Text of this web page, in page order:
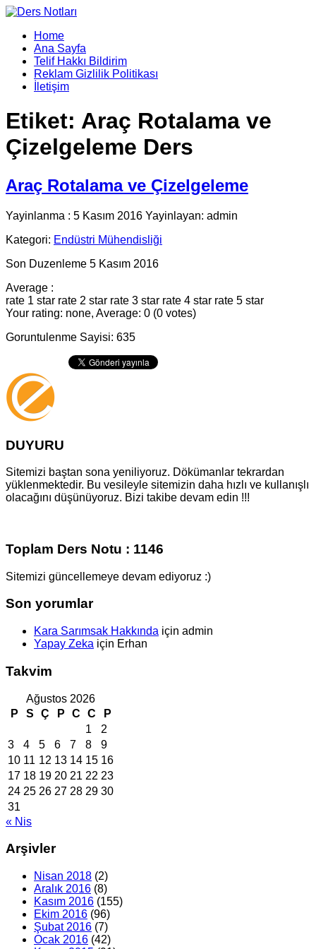
Home
Ana Sayfa
Telif Hakkı Bildirim
Reklam Gizlilik Politikası
İletişim
Etiket: Araç Rotalama ve
Çizelgeleme Ders
Araç Rotalama ve Çizelgeleme
Yayinlanma : 5 Kasım 2016 Yayinlayan: admin
Kategori: Endüstri Mühendisliği
Son Duzenleme 5 Kasım 2016
Average :
rate 1 star rate 2 star rate 3 star rate 4 star rate 5 star
Your rating: none, Average: 0 (0 votes)
Goruntulenme Sayisi: 635
DUYURU
Sitemizi baştan sona yeniliyoruz. Dökümanlar tekrardan
yüklenmektedir. Bu vesileyle sitemizin daha hızlı ve kullanışlı
olacağını düşünüyoruz. Bizi takibe devam edin !!!
Toplam Ders Notu : 1146
Sitemizi güncellemeye devam ediyoruz :)
Son yorumlar
Kara Sarımsak Hakkında için admin
Yapay Zeka için Erhan
Takvim
Ağustos 2026
P
S Ç P C C
P
1
2
3
4 5 6 7 8
9
10 11 12 13 14 15 16
17 18 19 20 21 22 23
24 25 26 27 28 29 30
31
« Nis
Arşivler
Nisan 2018 (2)
Aralık 2016 (8)
Kasım 2016 (155)
Ekim 2016 (96)
Şubat 2016 (7)
Ocak 2016 (42)